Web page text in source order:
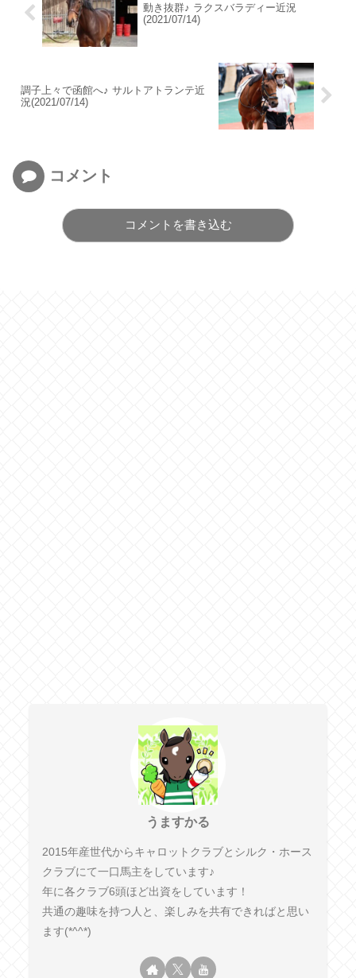
動き抜群♪ ラクスバラディー近況
(2021/07/14)
調子上々で函館へ♪ サルトアトランテ近
況(2021/07/14)
コメント
コメントを書き込む
うますかる
2015年産世代からキャロットクラブとシルク・ホース
クラブにて一口馬主をしています♪
年に各クラブ6頭ほど出資をしています！
共通の趣味を持つ人と、楽しみを共有できればと思い
ます(*^^*)